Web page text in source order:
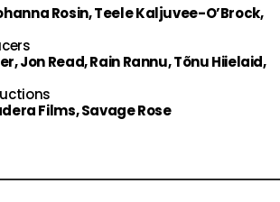
Rosin, Teele Kaljuvee-O’Brock,
Jon Read, Rain Rannu, Tõnu Hiielaid,
Films, Savage Rose